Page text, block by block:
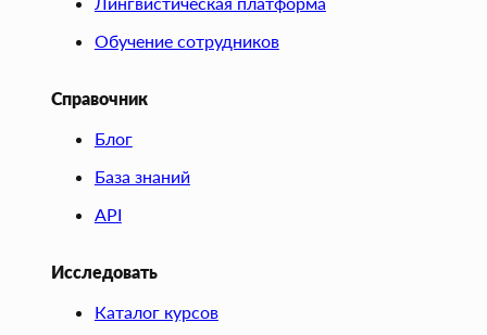
Обучение сотрудников
Справочник
Блог
База знаний
API
Исследовать
Каталог курсов